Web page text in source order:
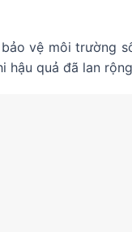
vệ môi trường
hậu quả đã lan